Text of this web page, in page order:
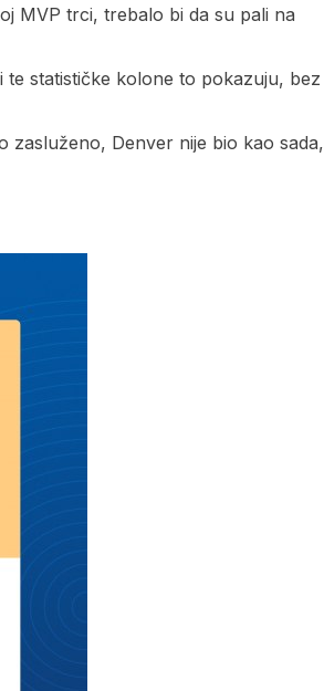
MVP trci, trebalo bi da su pali na
te statističke kolone to pokazuju, bez
zasluženo, Denver nije bio kao sada,